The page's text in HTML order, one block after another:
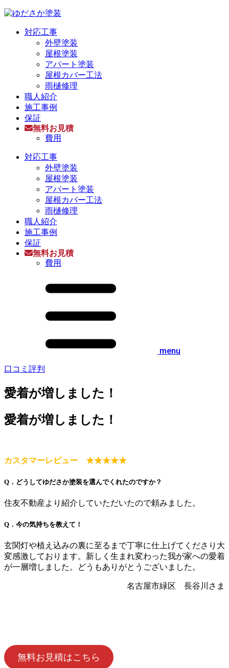
対応工事
外壁塗装
屋根塗装
アパート塗装
屋根カバー工法
雨樋修理
職人紹介
施工事例
保証
無料お見積
費用
対応工事
外壁塗装
屋根塗装
アパート塗装
屋根カバー工法
雨樋修理
職人紹介
施工事例
保証
無料お見積
費用
menu
口コミ評判
愛着が増しました！
愛着が増しました！
カスタマーレビュー ★★★★★
Q．どうしてゆださか塗装を選んでくれたのですか？
住友不動産より紹介していただいたので頼みました。
Q．今の気持ちを教えて！
玄関灯や植え込みの裏に至るまで丁寧に仕上げてくださり大
変感激しております。新しく生まれ変わった我が家への愛着
が一層増しました。どうもありがとうございました。
名古屋市緑区 長谷川さま
無料お見積はこちら